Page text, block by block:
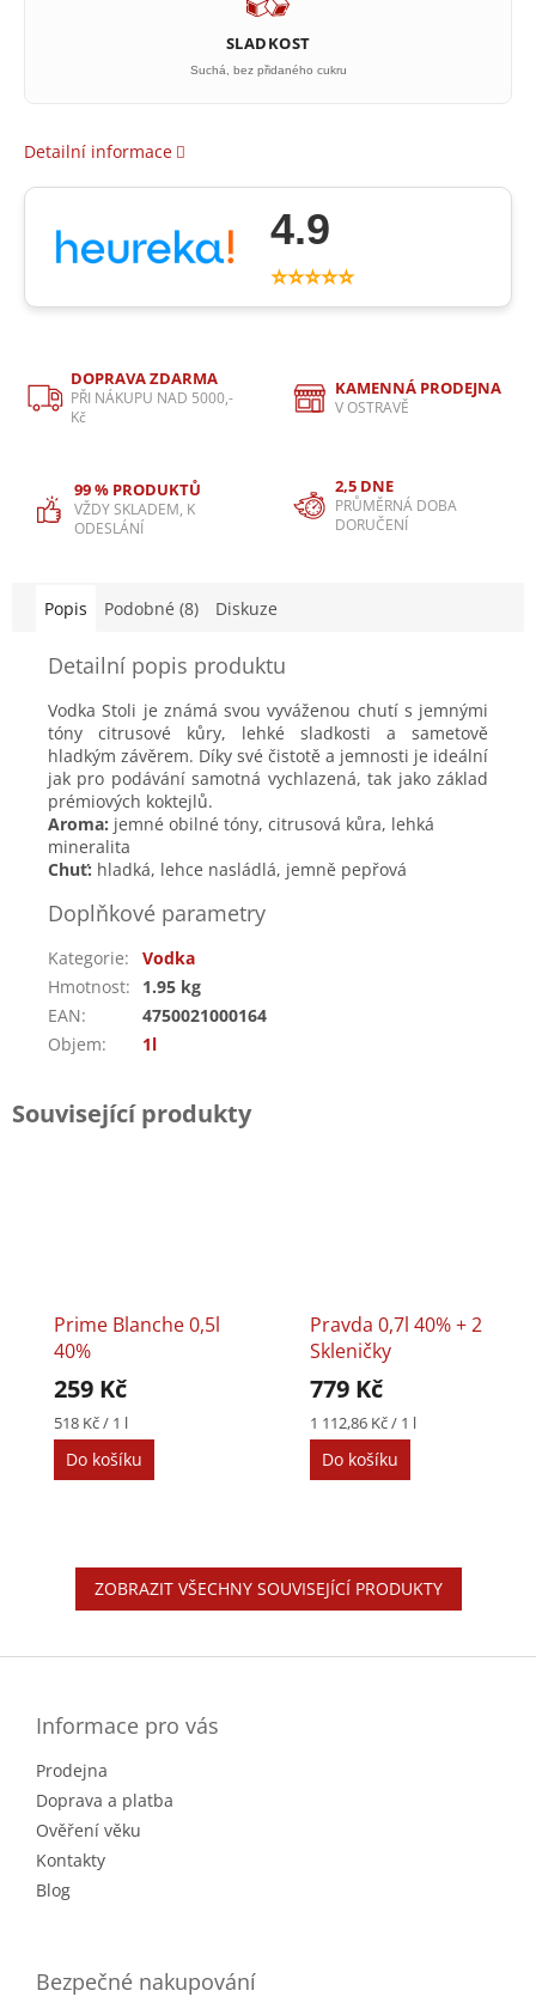
SLADKOST
Suchá, bez přidaného cukru
Detailní informace
4.9
⭐⭐⭐⭐⭐
DOPRAVA ZDARMA
PŘI NÁKUPU NAD 5000,-
Kč
KAMENNÁ PRODEJNA
V OSTRAVĚ
99 % PRODUKTŮ
VŽDY SKLADEM, K
ODESLÁNÍ
2,5 DNE
PRŮMĚRNÁ DOBA
DORUČENÍ
Popis Podobné (8) Diskuze
Detailní popis produktu
Vodka Stoli je známá svou vyváženou chutí s jemnými
tóny citrusové kůry, lehké sladkosti a sametově
hladkým závěrem. Díky své čistotě a jemnosti je ideální
jak pro podávání samotná vychlazená, tak jako základ
prémiových koktejlů.
Aroma: jemné obilné tóny, citrusová kůra, lehká
mineralita
Chuť: hladká, lehce nasládlá, jemně pepřová
Doplňkové parametry
Kategorie:
Vodka
Hmotnost:
1.95 kg
EAN:
4750021000164
Objem: 1l
Související produkty
Prime Blanche 0,5l
40%
259 Kč
Měrná
cena:
518 Kč / 1 l
Do košíku
Pravda 0,7l 40% + 2
Skleničky
779 Kč
Měrná
cena:
1 112,86 Kč / 1 l
Do košíku
ZOBRAZIT VŠECHNY SOUVISEJÍCÍ PRODUKTY
Informace pro vás
Prodejna
Doprava a platba
Ověření věku
Kontakty
Blog
Bezpečné nakupování